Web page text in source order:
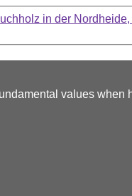
in der
values when